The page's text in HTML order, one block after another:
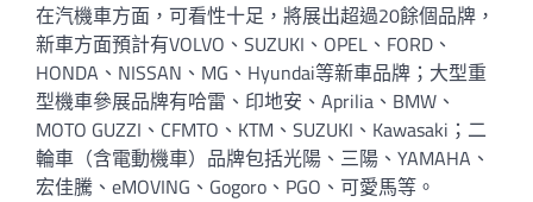
在汽機車方面，可看性十足，將展出超過20餘個品牌，
新車方面預計有VOLVO、SUZUKI、OPEL、FORD、
HONDA、NISSAN、MG、Hyundai等新車品牌；大型重
型機車參展品牌有哈雷、印地安、Aprilia、BMW、
MOTO GUZZI、CFMTO、KTM、SUZUKI、Kawasaki；二
輪車（含電動機車）品牌包括光陽、三陽、YAMAHA、
宏佳騰、eMOVING、Gogoro、PGO、可愛馬等。